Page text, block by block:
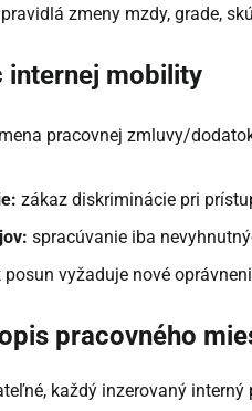
pravidlá zmeny mzdy, grade,
internej mobility
pracovnej zmluvy/
zákaz diskriminácie pri
spracúvanie iba
posun vyžaduje nové
pracovného
každý inzerovaný